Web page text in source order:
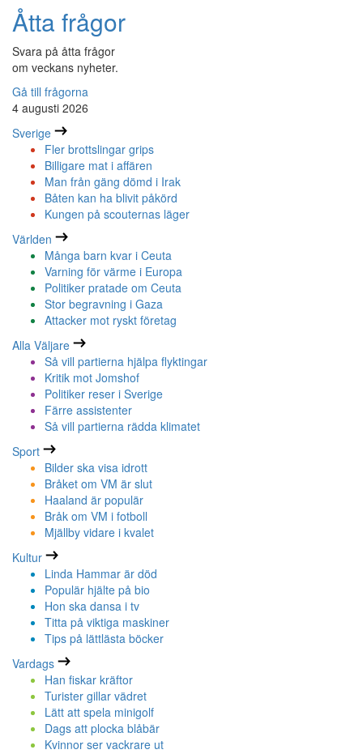
Åtta frågor
Svara på åtta frågor
om veckans nyheter.
Gå till frågorna
4 augusti 2026
Sverige
Fler brottslingar grips
Billigare mat i affären
Man från gäng dömd i Irak
Båten kan ha blivit påkörd
Kungen på scouternas läger
Världen
Många barn kvar i Ceuta
Varning för värme i Europa
Politiker pratade om Ceuta
Stor begravning i Gaza
Attacker mot ryskt företag
Alla Väljare
Så vill partierna hjälpa flyktingar
Kritik mot Jomshof
Politiker reser i Sverige
Färre assistenter
Så vill partierna rädda klimatet
Sport
Bilder ska visa idrott
Bråket om VM är slut
Haaland är populär
Bråk om VM i fotboll
Mjällby vidare i kvalet
Kultur
Linda Hammar är död
Populär hjälte på bio
Hon ska dansa i tv
Titta på viktiga maskiner
Tips på lättlästa böcker
Vardags
Han fiskar kräftor
Turister gillar vädret
Lätt att spela minigolf
Dags att plocka blåbär
Kvinnor ser vackrare ut